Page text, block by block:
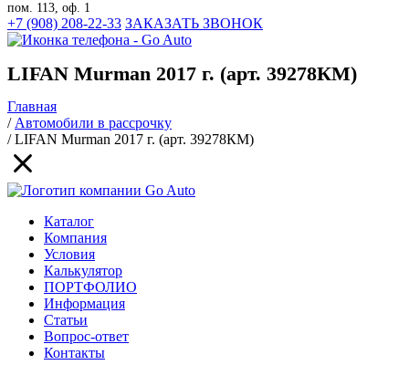
пом. 113, оф. 1
+7 (908) 208-22-33 ЗАКАЗАТЬ ЗВОНОК
LIFAN Murman 2017 г. (арт. 39278КМ)
Главная
/Автомобили в рассрочку
/LIFAN Murman 2017 г. (арт. 39278КМ)
Каталог
Компания
Условия
Калькулятор
ПОРТФОЛИО
Информация
Статьи
Вопрос-ответ
Контакты